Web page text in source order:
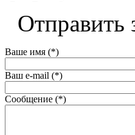
Отправить
Ваше имя (*)
Ваш e-mail (*)
Сообщение (*)